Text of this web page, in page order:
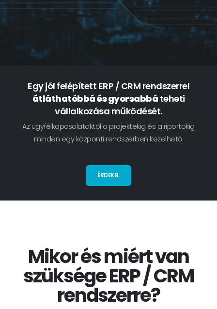
Egy jól felépített ERP / CRM rendszerrel
átláthatóbbá és gyorsabbá teheti
vállalkozása működését.
Az ügyfélkapcsolatoktól a projektekig és a riportokig
minden egy központi rendszerben kezelhető.
ÉRDEKEL
Mikor és miért van
szüksége ERP / CRM
rendszerre?